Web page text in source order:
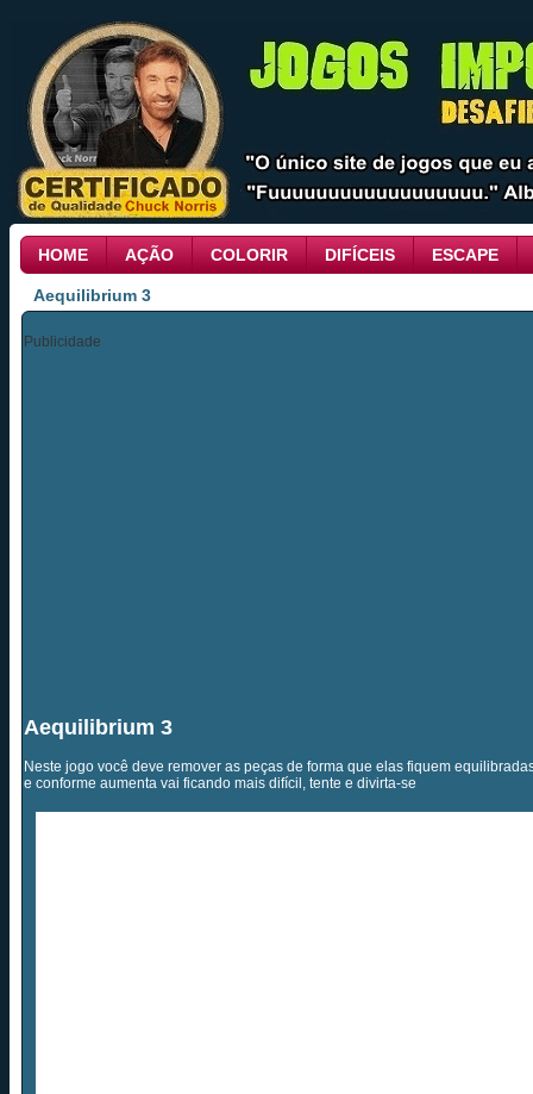
HOME AÇÃO COLORIR DIFÍCEIS ESCAPE
Aequilibrium 3
Publicidade
Aequilibrium 3
Neste jogo você deve remover as peças de forma que elas fiquem
e conforme aumenta vai ficando mais difícil, tente e divirta-se